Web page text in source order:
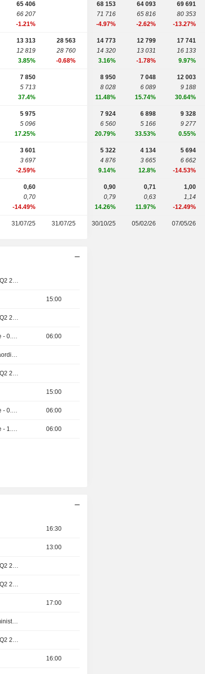
65 406
66 207
-1.21%
68 153
71 716
-4.97%
64 093
65 816
-2.62%
69 691
80 353
-13.27%
13 313
12 819
3.85%
28 563
28 760
-0.68%
14 773
14 320
3.16%
12 799
13 031
-1.78%
17 741
16 133
9.97%
7 850
5 713
37.4%
8 950
8 028
11.48%
7 048
6 089
15.74%
12 003
9 188
30.64%
5 975
5 096
17.25%
7 924
6 560
20.79%
6 898
5 166
33.53%
9 328
9 277
0.55%
3 601
3 697
-2.59%
5 322
4 876
9.14%
4 134
3 665
12.8%
5 694
6 662
-14.53%
0,60
0,70
-14.49%
0,90
0,79
14.26%
0,71
0,63
11.97%
1,00
1,14
-12.49%
31/07/25 31/07/25 30/10/25 05/02/26 07/05/26
Publication des résultats - Q2 2026
15:00
Publication des résultats - Q2 2026
Détachement de dividende - 0.39 NOK 06:00
Assemblée Générale Extraordinaire
Publication des résultats - Q2 2026
15:00
Détachement de dividende - 0.47 USD 06:00
Détachement de dividende - 1.78 USD 06:00
16:30
13:00
17:00
16:00